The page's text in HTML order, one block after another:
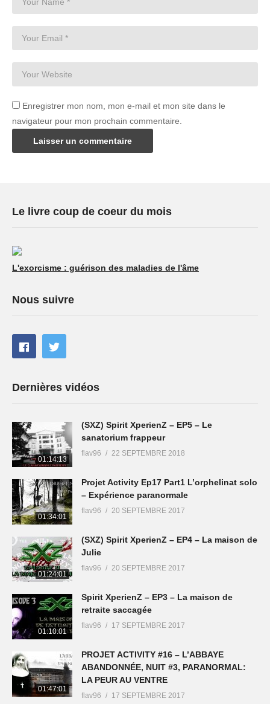
Enregistrer mon nom, mon e-mail et mon site dans le
navigateur pour mon prochain commentaire.
Le livre coup de coeur du mois
L'exorcisme : guérison des maladies de l'âme
Nous suivre
Dernières vidéos
01:14:13
(SXZ) Spirit XperienZ – EP5 – Le
sanatorium frappeur
flav96 22 SEPTEMBRE 2018
01:34:01
Projet Activity Ep17 Part1 L’orphelinat solo
– Expérience paranormale
flav96 20 SEPTEMBRE 2017
01:24:01
(SXZ) Spirit XperienZ – EP4 – La maison de
Julie
flav96 20 SEPTEMBRE 2017
01:10:01
Spirit XperienZ – EP3 – La maison de
retraite saccagée
flav96 17 SEPTEMBRE 2017
01:47:01
PROJET ACTIVITY #16 – L’ABBAYE
ABANDONNÉE, NUIT #3, PARANORMAL:
LA PEUR AU VENTRE
flav96 17 SEPTEMBRE 2017